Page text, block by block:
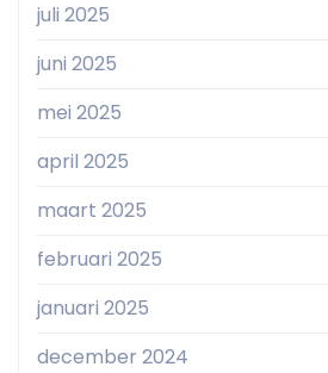
juli 2025
juni 2025
mei 2025
april 2025
maart 2025
februari 2025
januari 2025
december 2024